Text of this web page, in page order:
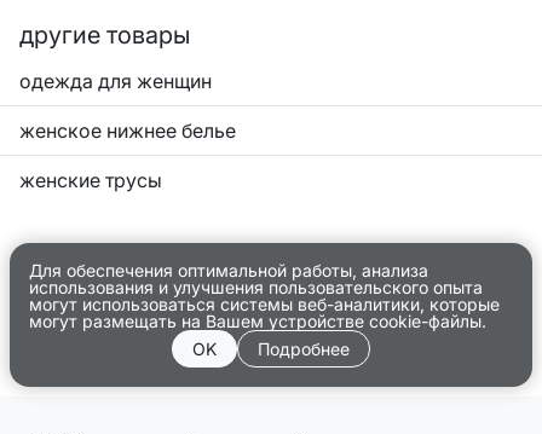
другие товары
одежда для женщин
женское нижнее белье
женские трусы
Для обеспечения оптимальной работы, анализа
использования и улучшения пользовательского опыта
могут использоваться системы веб-аналитики, которые
могут размещать на Вашем устройстве cookie-файлы.
OK
Подробнее